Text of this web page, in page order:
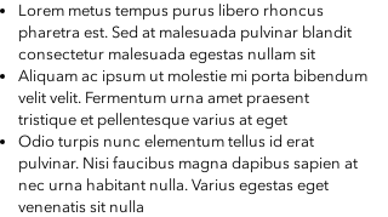
Lorem metus tempus purus libero rhoncus
pharetra est. Sed at malesuada pulvinar blandit
consectetur malesuada egestas nullam sit
Aliquam ac ipsum ut molestie mi porta bibendum
velit velit. Fermentum urna amet praesent
tristique et pellentesque varius at eget
Odio turpis nunc elementum tellus id erat
pulvinar. Nisi faucibus magna dapibus sapien at
nec urna habitant nulla. Varius egestas eget
venenatis sit nulla